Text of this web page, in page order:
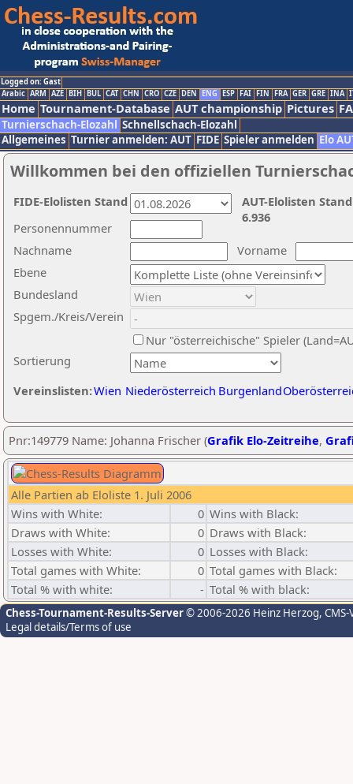
Logged on: Gast
Arabic ARM AZE BIH BUL CAT CHN CRO CZE DEN ENG ESP FAI FIN FRA GER GRE INA
Home Tournament-Database AUT championship Pictures
Turnierschach-Elozahl Schnellschach-Elozahl
Allgemeines Turnier anmelden: AUT FIDE Spieler anmelden Elo
Willkommen bei den offiziellen
Nachname
Vorname
Ebene
Sortierung
Personennummer
Bundesland
Spgem./Kreis/Verein
Nur "österreichische" Spieler
Vereinslisten:Wien Niederösterreich Burgenland
AUT-Elolisten
6.936
FIDE-Elolisten Stand
Pnr:149779 Name: Johanna Frischer (Grafik Elo-Zeitreihe,
Alle Partien ab Eloliste 1. Juli 2006
Wins with White:
0 Wins with Black:
Draws with White:
0 Draws with Black:
Losses with White:
0 Losses with Black:
Total games with White:
0 Total games with Black:
Total % with white:
- Total % with black:
Chess-Tournament-Results-Server© 2006-2026 Heinz Herzog,
Legal details/Terms of use